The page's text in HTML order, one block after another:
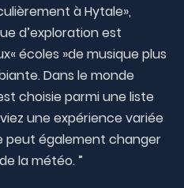
à Hytale»,
d’exploration est
écoles »de musique plus
Dans le monde
choisie parmi une liste
une expérience variée
peut également changer
la météo. ”